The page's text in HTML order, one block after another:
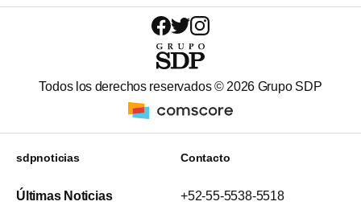
Todos los derechos reservados © 2026 Grupo SDP
sdpnoticias
Últimas Noticias
Contacto
+52-55-5538-5518